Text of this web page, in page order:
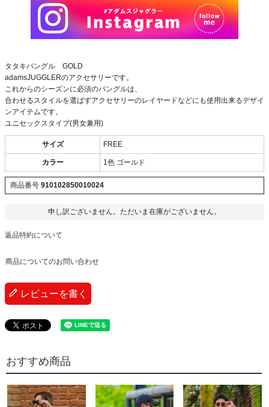
タタキバングル GOLD
adamsJUGGLERのアクセサリーです。
これからのシーズンに必須のバングルは、
合わせるスタイルを選ばずアクセサリーのレイヤードなどにも使用出来るデザイ
ンアイテムです。
ユニセックスタイプ(男女兼用)
サイズ FREE
カラー 1色 ゴールド
商品番号 910102850010024
申し訳ございません。ただいま在庫がございません。
返品特約について
商品についてのお問い合わせ
レビューを書く
おすすめ商品